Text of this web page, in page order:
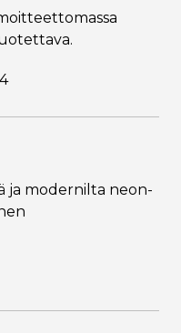
ja modernilta neon-